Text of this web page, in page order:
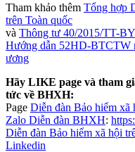
Tham khảo thêm Tổng hợp
trên Toàn quốc
và Thông tư 40/2015/TT-
Hướng dẫn 52HD-BTCTW
ương
Hãy LIKE page và tham
tức về BHXH:
Page Diễn đàn Bảo hiểm xã
Zalo Diễn đàn BHXH:
Diễn đàn Bảo hiểm xã hội
Linkedin